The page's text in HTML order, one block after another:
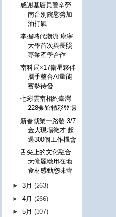
感謝基層員警辛勞
南台別院慰勞加
油打氣
掌握時代潮流 康寧
大學首次與長照
專業產學合作
南科局×17衛星夥伴
攜手整合AI量能
蓄勢待發
七彩雲南相約臺灣
228佛館精彩登場
新春就業一路發 3/7
金大現場徵才 超
過300個工作機會
舌尖上的文化融合
大億麗緻用在地
食材感動您味蕾
►3月(263)
►4月(266)
►5月(307)